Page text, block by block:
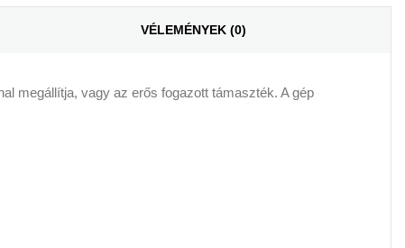
VÉLEMÉNYEK (0)
megállítja, vagy az erős fogazott támaszték. A gép